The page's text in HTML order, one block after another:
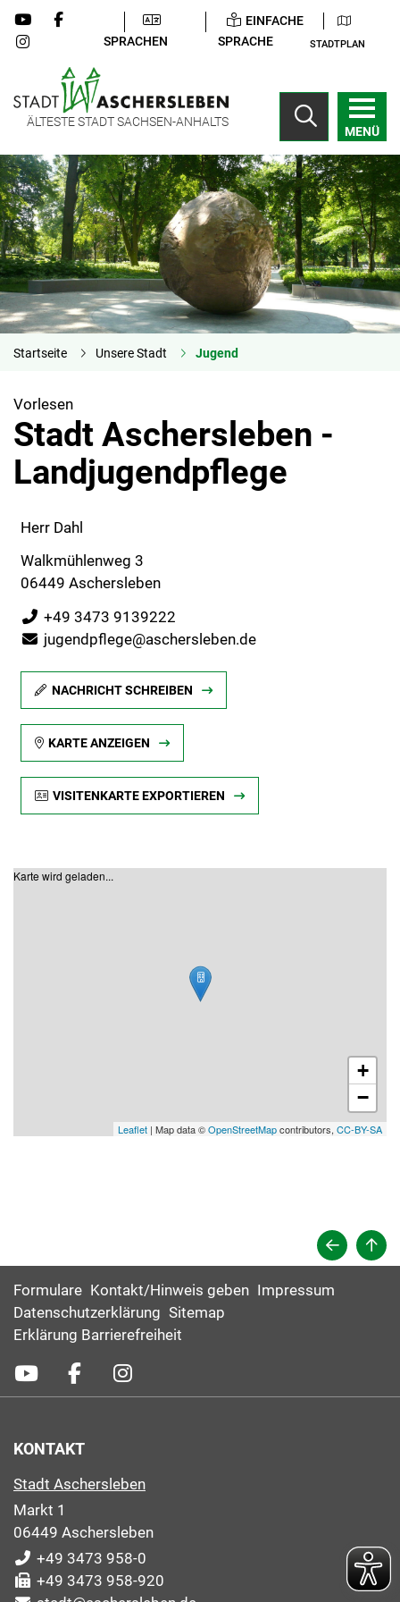
SPRACHEN
EINFACHE
SPRACHE
STADTPLAN
ÄLTESTE STADT SACHSEN-ANHALTS
MENÜ
Startseite Unsere Stadt Jugend
Vorlesen
Stadt Aschersleben -
Landjugendpflege
Herr Dahl
Walkmühlenweg 3
06449 Aschersleben
+49 3473 9139222
jugendpflege@aschersleben.de
NACHRICHT SCHREIBEN
KARTE ANZEIGEN
VISITENKARTE EXPORTIEREN
Karte wird geladen...
+
−
Leaflet | Map data ©OpenStreetMapcontributors, CC-BY-SA
Formulare Kontakt/Hinweis geben Impressum
Datenschutzerklärung Sitemap
Erklärung Barrierefreiheit
KONTAKT
Stadt Aschersleben
Markt 1
06449 Aschersleben
+49 3473 958-0
+49 3473 958-920